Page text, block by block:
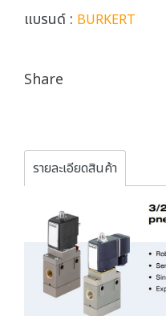
แบรนด์ : BURKERT
Share
รายละเอียดสินค้า